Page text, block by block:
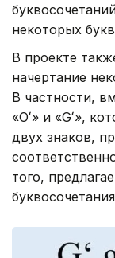
некоторых
В проекте
начертание
В частности,
«Oʻ» и «Gʻ»,
двух знаков,
того,